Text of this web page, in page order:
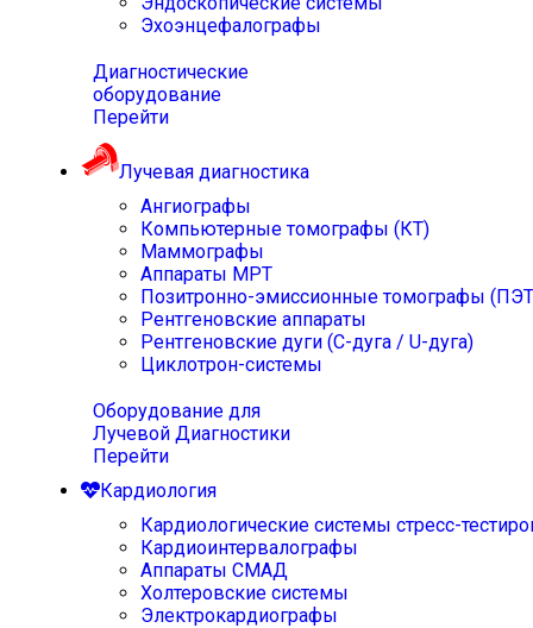
Эхоэнцефалографы
Диагностические
оборудование
Перейти
Лучевая диагностика
Ангиографы
Компьютерные томографы (КТ)
Маммографы
Аппараты МРТ
Позитронно-эмиссионные томографы
Рентгеновские аппараты
Рентгеновские дуги (С-дуга / U-дуга)
Циклотрон-системы
Оборудование для
Лучевой Диагностики
Перейти
Кардиология
Кардиологические системы стресс-
Кардиоинтервалографы
Аппараты СМАД
Холтеровские системы
Электрокардиографы